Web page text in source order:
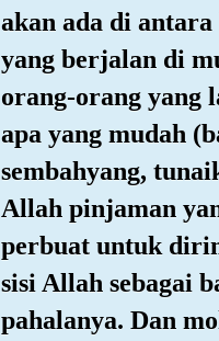
akan ada di
yang berjalan di
orang-orang yang
apa yang mudah
sembahyang,
Allah pinjaman
perbuat untuk
sisi Allah sebagai
pahalanya. Dan